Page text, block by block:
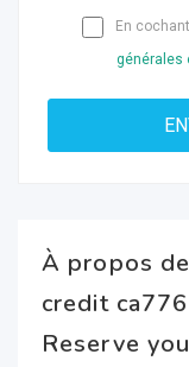
En
générales
À propos
credit
Reserve